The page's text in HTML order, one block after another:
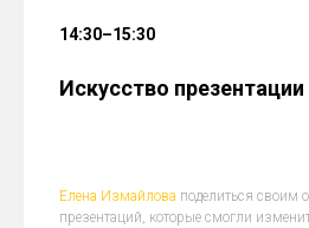
14:30–15:30
Искусство презентации
Елена Измайлова поделиться своим
презентаций, которые смогли